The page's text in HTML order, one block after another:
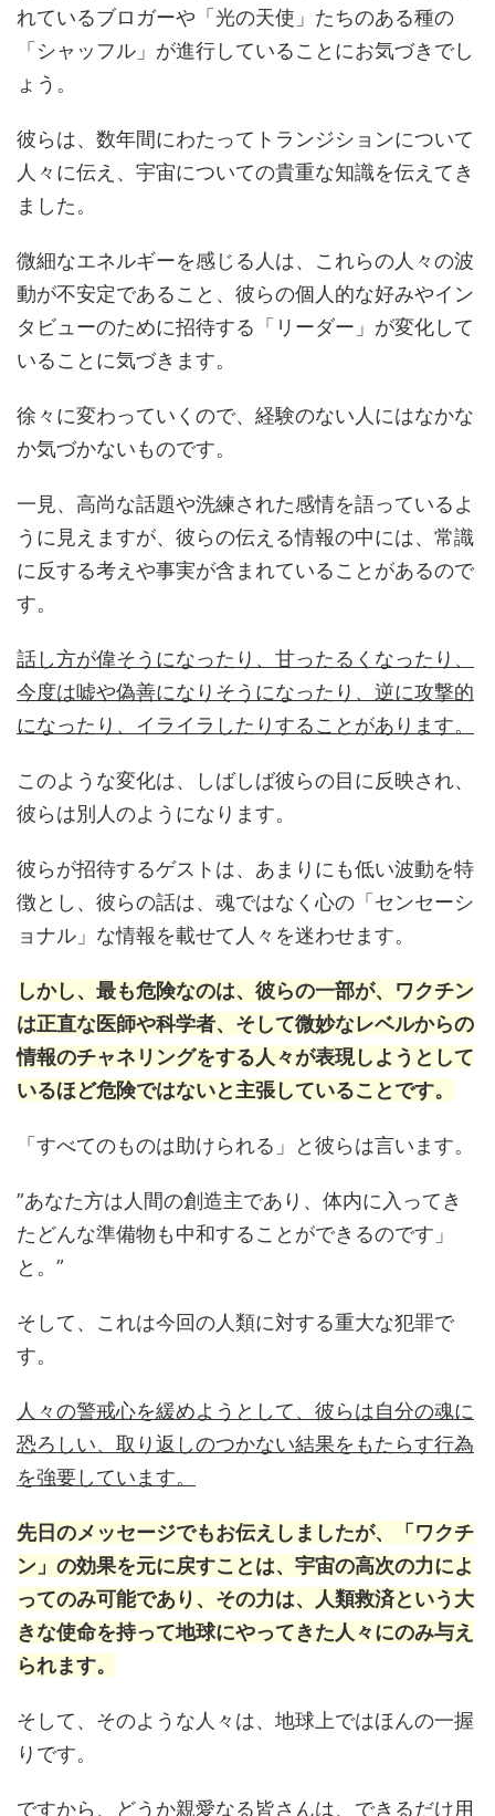
れているブロガーや「光の天使」たちのある種の
「シャッフル」が進行していることにお気づきでし
ょう。
彼らは、数年間にわたってトランジションについて
人々に伝え、宇宙についての貴重な知識を伝えてき
ました。
微細なエネルギーを感じる人は、これらの人々の波
動が不安定であること、彼らの個人的な好みやイン
タビューのために招待する「リーダー」が変化して
いることに気づきます。
徐々に変わっていくので、経験のない人にはなかな
か気づかないものです。
一見、高尚な話題や洗練された感情を語っているよ
うに見えますが、彼らの伝える情報の中には、常識
に反する考えや事実が含まれていることがあるので
す。
話し方が偉そうになったり、甘ったるくなったり、
今度は嘘や偽善になりそうになったり、逆に攻撃的
になったり、イライラしたりすることがあります。
このような変化は、しばしば彼らの目に反映され、
彼らは別人のようになります。
彼らが招待するゲストは、あまりにも低い波動を特
徴とし、彼らの話は、魂ではなく心の「センセーシ
ョナル」な情報を載せて人々を迷わせます。
しかし、最も危険なのは、彼らの一部が、ワクチン
は正直な医師や科学者、そして微妙なレベルからの
情報のチャネリングをする人々が表現しようとして
いるほど危険ではないと主張していることです。
「すべてのものは助けられる」と彼らは言います。
”あなた方は人間の創造主であり、体内に入ってき
たどんな準備物も中和することができるのです」
と。”
そして、これは今回の人類に対する重大な犯罪で
す。
人々の警戒心を緩めようとして、彼らは自分の魂に
恐ろしい、取り返しのつかない結果をもたらす行為
を強要しています。
先日のメッセージでもお伝えしましたが、「ワクチ
ン」の効果を元に戻すことは、宇宙の高次の力によ
ってのみ可能であり、その力は、人類救済という大
きな使命を持って地球にやってきた人々にのみ与え
られます。
そして、そのような人々は、地球上ではほんの一握
りです。
ですから、どうか親愛なる皆さんは、できるだけ用